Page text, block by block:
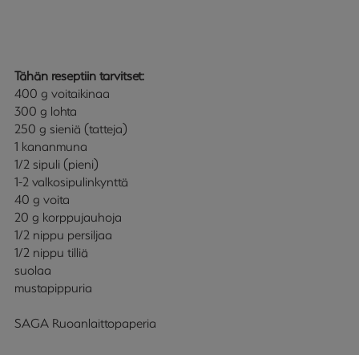
Tähän reseptiin tarvitset:
400 g voitaikinaa
300 g lohta
250 g sieniä (tatteja)
1 kananmuna
1/2 sipuli (pieni)
1-2 valkosipulinkynttä
40 g voita
20 g korppujauhoja
1/2 nippu persiljaa
1/2 nippu tilliä
suolaa
mustapippuria
SAGA Ruoanlaittopaperia